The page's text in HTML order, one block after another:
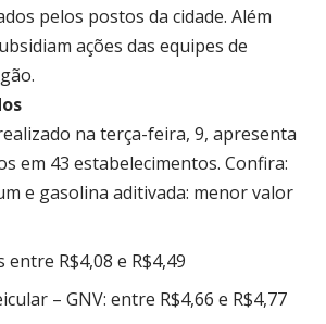
pelos postos da cidade. Além
ações das equipes de
na terça-feira, 9, apresenta
em 43 estabelecimentos. Confira:
e gasolina aditivada: menor valor
entre R$4,08 e R$4,49
– GNV: entre R$4,66 e R$4,77